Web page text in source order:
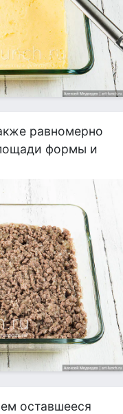
равномерно
формы и
оставшееся